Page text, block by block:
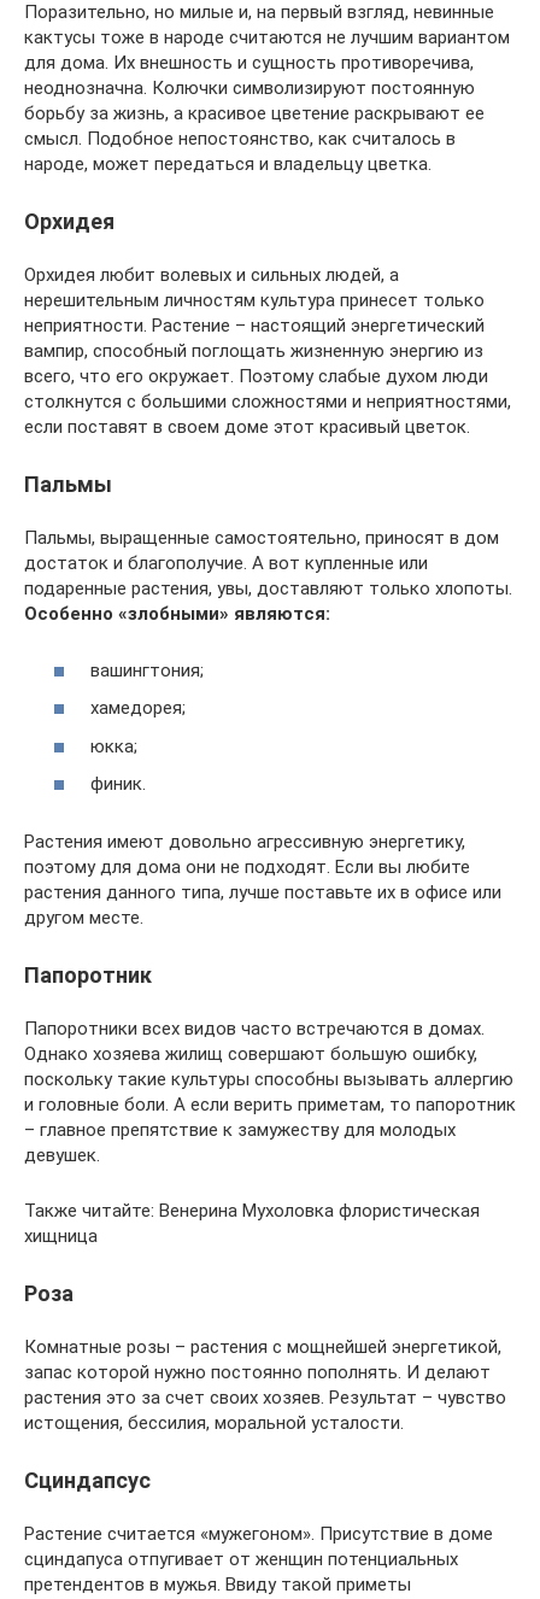
Поразительно, но милые и, на первый взгляд, невинные
кактусы тоже в народе считаются не лучшим вариантом
для дома. Их внешность и сущность противоречива,
неоднозначна. Колючки символизируют постоянную
борьбу за жизнь, а красивое цветение раскрывают ее
смысл. Подобное непостоянство, как считалось в
народе, может передаться и владельцу цветка.
Орхидея
Орхидея любит волевых и сильных людей, а
нерешительным личностям культура принесет только
неприятности. Растение – настоящий энергетический
вампир, способный поглощать жизненную энергию из
всего, что его окружает. Поэтому слабые духом люди
столкнутся с большими сложностями и неприятностями,
если поставят в своем доме этот красивый цветок.
Пальмы
Пальмы, выращенные самостоятельно, приносят в дом
достаток и благополучие. А вот купленные или
подаренные растения, увы, доставляют только хлопоты.
Особенно «злобными» являются:
вашингтония;
хамедорея;
юкка;
финик.
Растения имеют довольно агрессивную энергетику,
поэтому для дома они не подходят. Если вы любите
растения данного типа, лучше поставьте их в офисе или
другом месте.
Папоротник
Папоротники всех видов часто встречаются в домах.
Однако хозяева жилищ совершают большую ошибку,
поскольку такие культуры способны вызывать аллергию
и головные боли. А если верить приметам, то папоротник
– главное препятствие к замужеству для молодых
девушек.
Также читайте: Венерина Мухоловка флористическая
хищница
Роза
Комнатные розы – растения с мощнейшей энергетикой,
запас которой нужно постоянно пополнять. И делают
растения это за счет своих хозяев. Результат – чувство
истощения, бессилия, моральной усталости.
Сциндапсус
Растение считается «мужегоном». Присутствие в доме
сциндапуса отпугивает от женщин потенциальных
претендентов в мужья. Ввиду такой приметы